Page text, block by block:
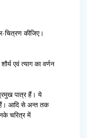
चित्रण कीजिए।
एवं त्याग का वर्णन
पात्र हैं। ये
हैं। आदि से अन्त तक
चरित्र में